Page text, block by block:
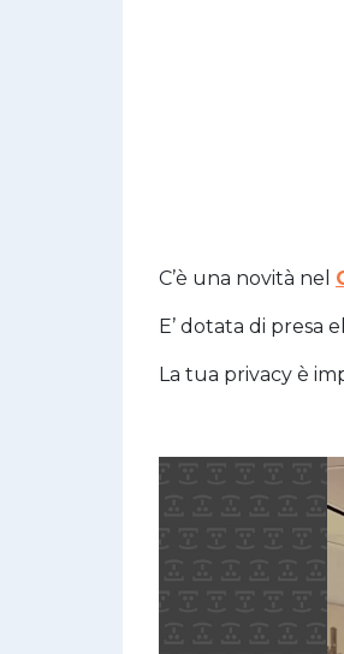
C’è una novità nel
E’ dotata di presa
La tua privacy è